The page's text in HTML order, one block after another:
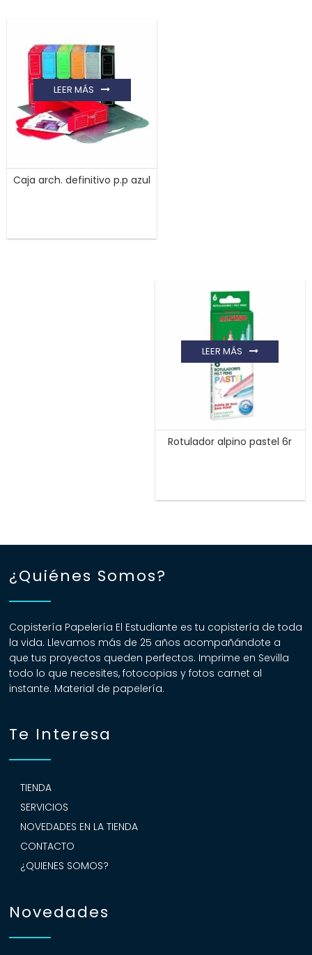
Caja arch. definitivo p.p azul
LEER MÁS
Rotulador alpino pastel 6r
LEER MÁS
¿Quiénes Somos?
Copistería Papelería El Estudiante es tu copistería de toda
la vida. Llevamos más de 25 años acompañándote a
que tus proyectos queden perfectos. Imprime en Sevilla
todo lo que necesites, fotocopias y fotos carnet al
instante. Material de papelería.
Te Interesa
TIENDA
SERVICIOS
NOVEDADES EN LA TIENDA
CONTACTO
¿QUIENES SOMOS?
Novedades